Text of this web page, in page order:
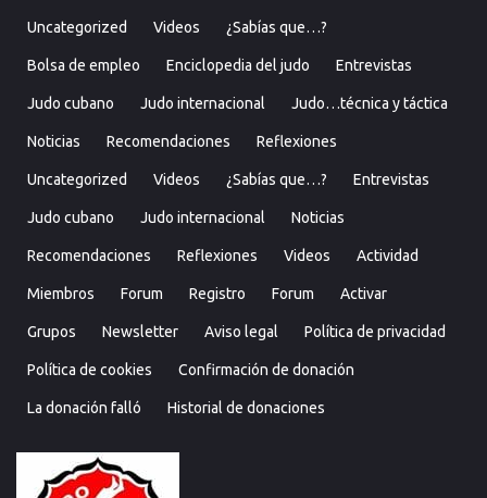
Uncategorized Videos ¿Sabías que…?
Bolsa de empleo Enciclopedia del judo Entrevistas
Judo cubano Judo internacional Judo…técnica y táctica
Noticias Recomendaciones Reflexiones
Uncategorized Videos ¿Sabías que…? Entrevistas
Judo cubano Judo internacional Noticias
Recomendaciones Reflexiones Videos Actividad
Miembros Forum Registro Forum Activar
Grupos Newsletter Aviso legal Política de privacidad
Política de cookies Confirmación de donación
La donación falló Historial de donaciones